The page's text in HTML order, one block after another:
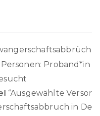
Proband*in
“Ausgewählte Versor
in De